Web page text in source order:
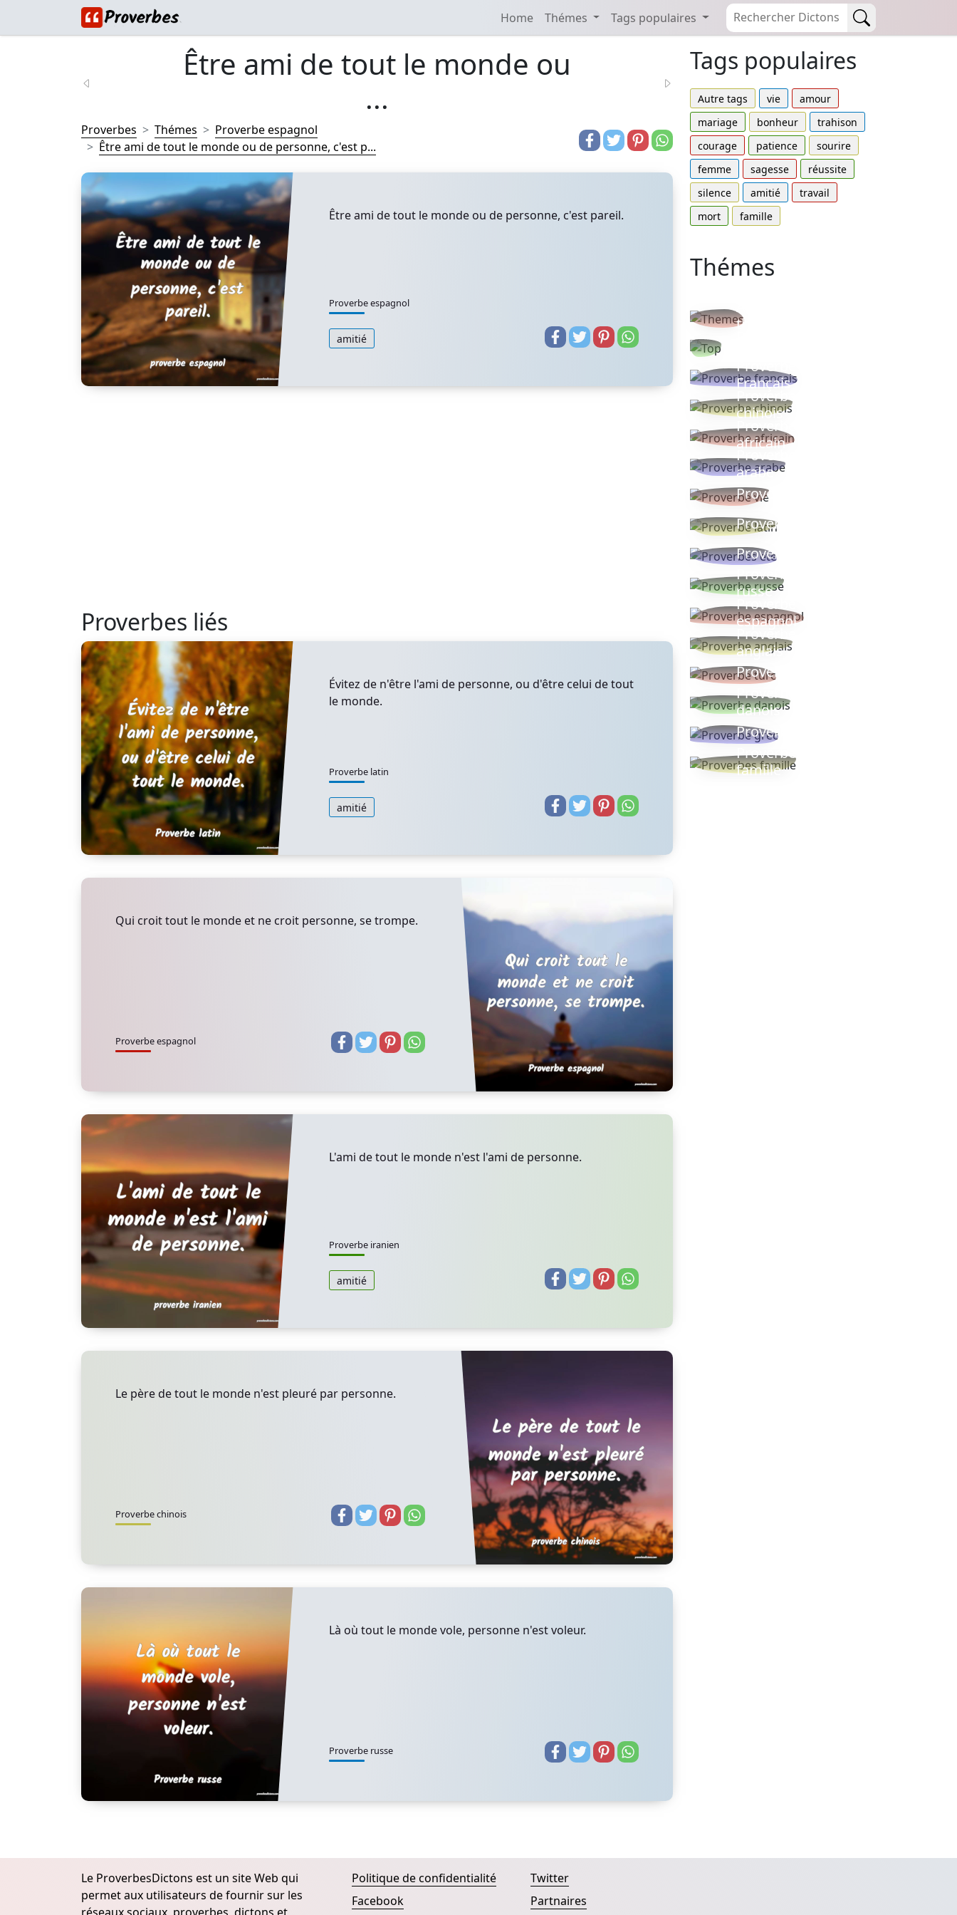
Home Thémes Tags populaires
Être ami de tout le monde ou
...
Proverbes Thémes
Proverbe espagnol
Être ami de tout le monde ou de personne, c'est p...
Être ami de tout le monde ou de personne, c'est pareil.
Proverbe espagnol
amitié
Proverbes liés
Évitez de n'être l'ami de personne, ou d'être celui de tout
le monde.
Proverbe latin
amitié
Qui croit tout le monde et ne croit personne, se trompe.
Proverbe espagnol
L'ami de tout le monde n'est l'ami de personne.
Proverbe iranien
amitié
Le père de tout le monde n'est pleuré par personne.
Proverbe chinois
Là où tout le monde vole, personne n'est voleur.
Proverbe russe
Tags populaires
Autre tags vie
amour
mariage
bonheur
trahison
courage
patience
sourire
femme
sagesse
réussite
silence
amitié
travail
mort
famille
Thémes
thèmes
Proverbe
Français
Proverbe
chinois
Proverbe
africain
Proverbe
arabe
Proverbe vie
Proverbe latin
Proverbes ete
Proverbe
russe
Proverbe
espagnol
Proverbe
anglais
Proverbe turc
Proverbe
danois
Proverbe grec
Proverbes
famille
Le ProverbesDictons est un site Web qui
permet aux utilisateurs de fournir sur les
Politique de confidentialité
Facebook
Twitter
Partnaires